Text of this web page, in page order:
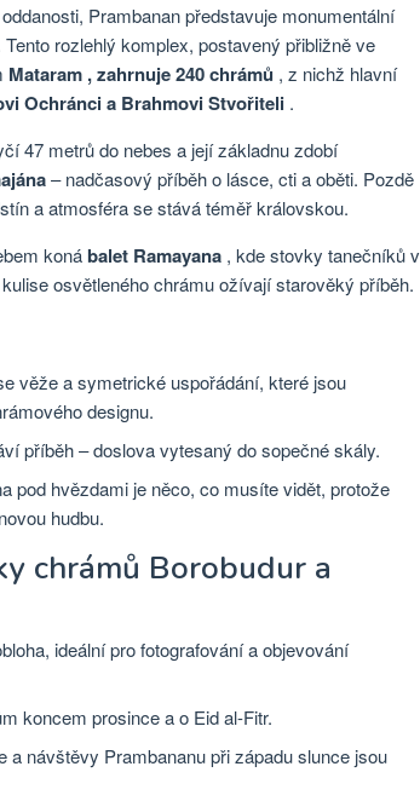
Prambanan představuje monumentální
Tento rozlehlý komplex, postavený přibližně ve
Mataram , zahrnuje240 chrámů , z nichž hlavní
Ochránci a Brahmovi Stvořiteli .
47 metrů do nebes a její základnu zdobí
– nadčasový příběh o lásce, cti a oběti. Pozdě
a atmosféra se stává téměř královskou.
konábalet Ramayana , kde stovky tanečníků v
osvětleného chrámu ožívají starověký příběh.
věže a symetrické uspořádání, které jsou
designu.
příběh – doslova vytesaný do sopečné skály.
pod hvězdami je něco, co musíte vidět, protože
hudbu.
chrámů Borobudur a
ideální pro fotografování a objevování
koncem prosince a o Eid al-Fitr.
a návštěvy Prambananu při západu slunce jsou